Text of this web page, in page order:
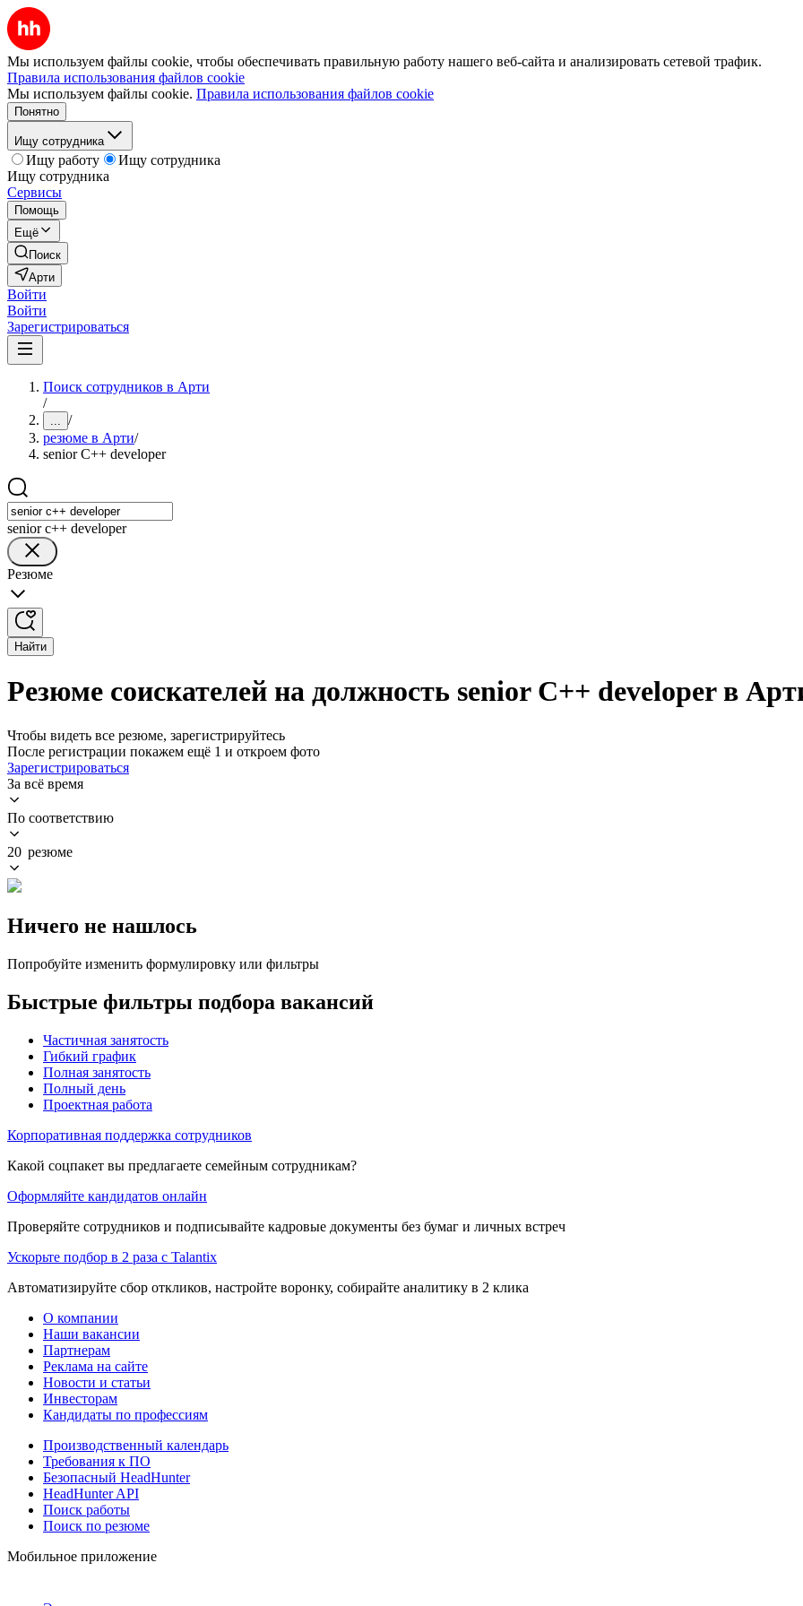
Мы используем файлы cookie, чтобы обеспечивать правильную работу нашего веб-сайта и анализировать сетевой трафик.
Правила использования файлов cookie
Мы используем файлы cookie. Правила использования файлов cookie
Понятно
Ищу сотрудника
Ищу работу
Ищу сотрудника
Ищу сотрудника
Сервисы
Помощь
Ещё
Поиск
Арти
Войти
Войти
Зарегистрироваться
Поиск сотрудников в Арти
/
... /
резюме в Арти/
senior C++ developer
senior c++ developer
Резюме
Найти
Резюме соискателей на должность senior C++ developer в
Чтобы видеть все резюме, зарегистрируйтесь
После регистрации покажем ещё 1 и откроем фото
Зарегистрироваться
За всё время
По соответствию
20 резюме
Ничего не нашлось
Попробуйте изменить формулировку или фильтры
Быстрые фильтры подбора вакансий
Частичная занятость
Гибкий график
Полная занятость
Полный день
Проектная работа
Корпоративная поддержка сотрудников
Какой соцпакет вы предлагаете семейным сотрудникам?
Оформляйте кандидатов онлайн
Проверяйте сотрудников и подписывайте кадровые документы без бумаг и личных встреч
Ускорьте подбор в 2 раза с Talantix
Автоматизируйте сбор откликов, настройте воронку, собирайте аналитику в 2 клика
О компании
Наши вакансии
Партнерам
Реклама на сайте
Новости и статьи
Инвесторам
Кандидаты по профессиям
Производственный календарь
Требования к ПО
Безопасный HeadHunter
HeadHunter API
Поиск работы
Поиск по резюме
Мобильное приложение